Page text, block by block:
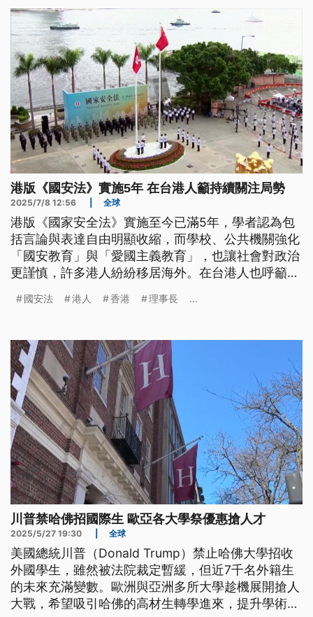
涉嫌煽動罪名拘捕的消息。
港版《國安法》實施5年 在台港人籲持續關注局勢
2025/7/8 12:56 全球
港版《國家安全法》實施至今已滿5年，學者認為包
括言論與表達自由明顯收縮，而學校、公共機關強化
「國安教育」與「愛國主義教育」，也讓社會對政治
更謹慎，許多港人紛紛移居海外。在台港人也呼籲各
國安法 港人 香港 理事長 ...
川普禁哈佛招國際生 歐亞各大學祭優惠搶人才
2025/5/27 19:30 全球
美國總統川普（Donald Trump）禁止哈佛大學招收
外國學生，雖然被法院裁定暫緩，但近7千名外籍生
的未來充滿變數。歐洲與亞洲多所大學趁機展開搶人
大戰，希望吸引哈佛的高材生轉學進來，提升學術水